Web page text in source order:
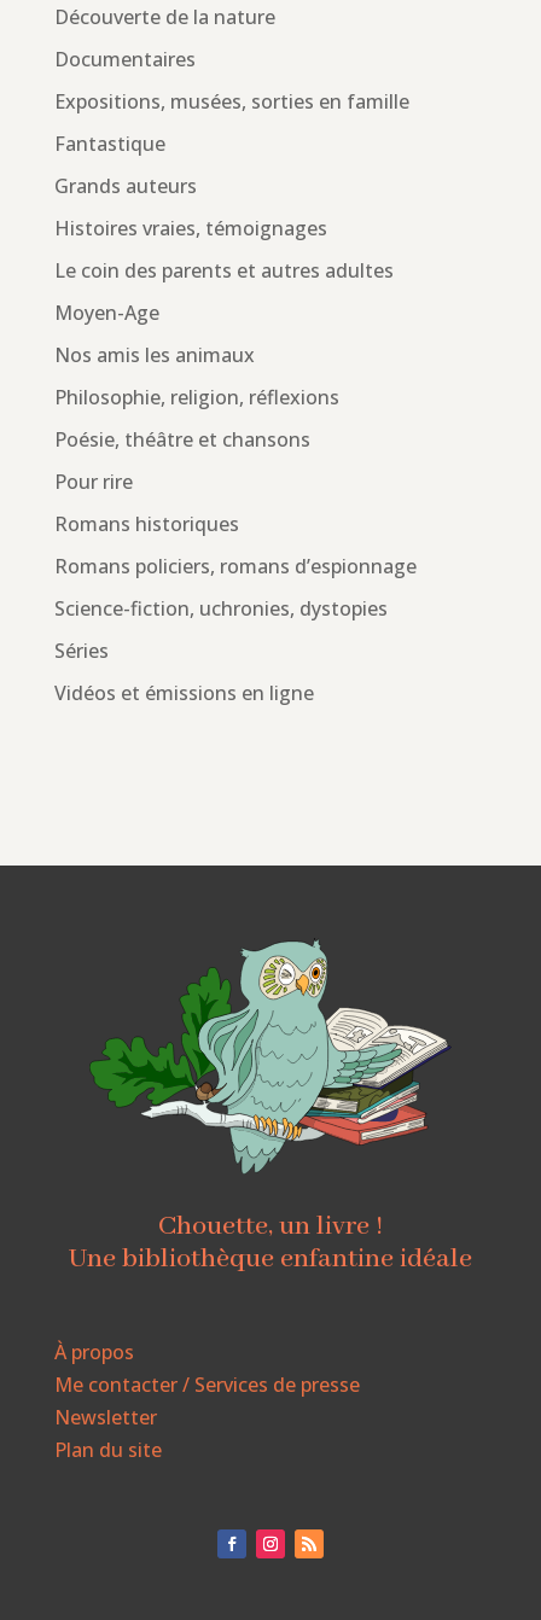
Découverte de la nature
Documentaires
Expositions, musées, sorties en famille
Fantastique
Grands auteurs
Histoires vraies, témoignages
Le coin des parents et autres adultes
Moyen-Age
Nos amis les animaux
Philosophie, religion, réflexions
Poésie, théâtre et chansons
Pour rire
Romans historiques
Romans policiers, romans d’espionnage
Science-fiction, uchronies, dystopies
Séries
Vidéos et émissions en ligne
Chouette, un livre !
Une bibliothèque enfantine idéale
À propos
Me contacter / Services de presse
Newsletter
Plan du site